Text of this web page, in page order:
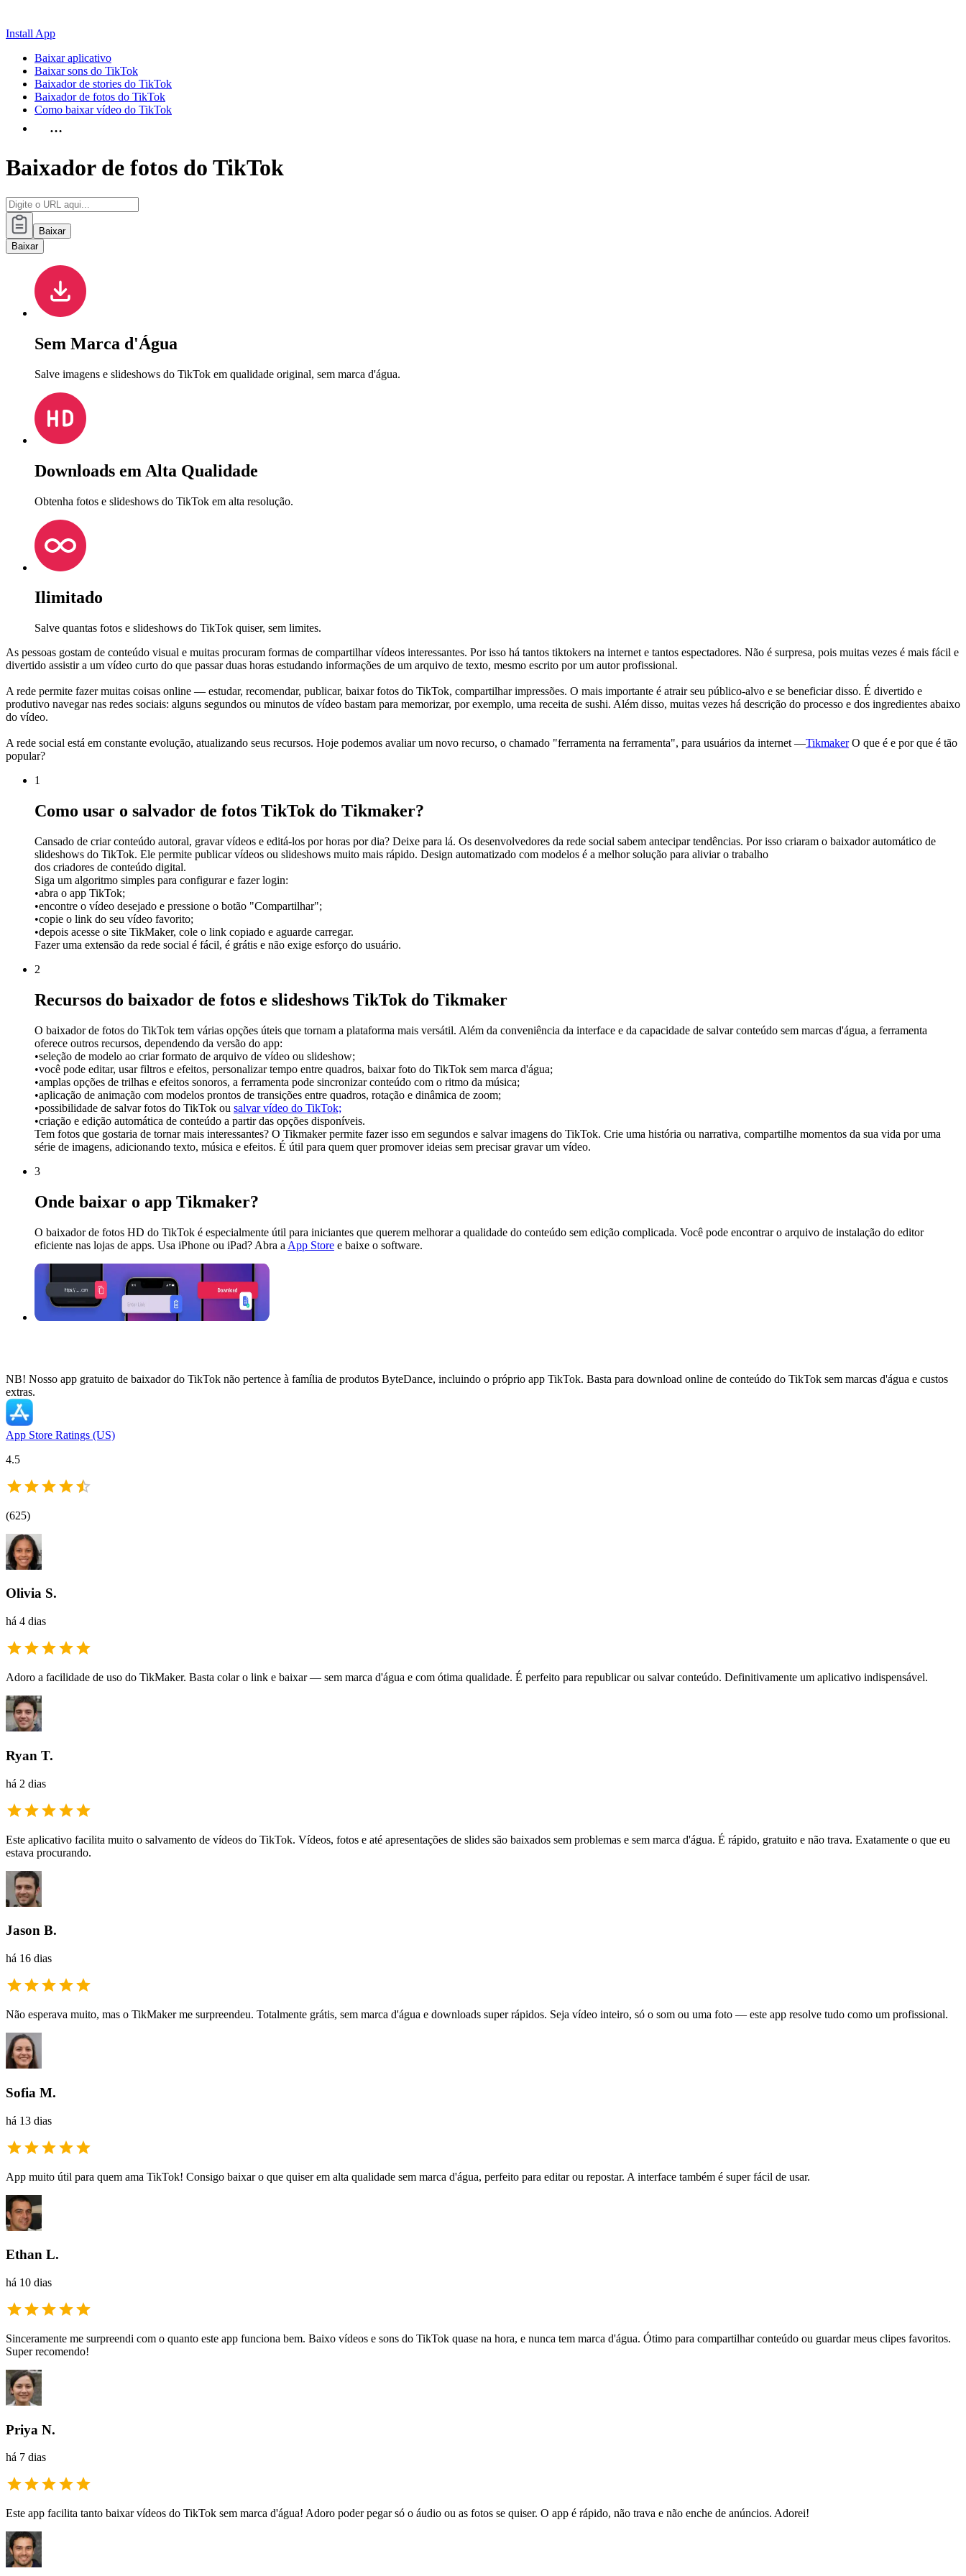
Install App
Baixar aplicativo
Baixar sons do TikTok
Baixador de stories do TikTok
Baixador de fotos do TikTok
Como baixar vídeo do TikTok
…
Baixador de fotos do TikTok
Baixar
Baixar
Sem Marca d'Água
Salve imagens e slideshows do TikTok em qualidade original, sem marca d'água.
Downloads em Alta Qualidade
Obtenha fotos e slideshows do TikTok em alta resolução.
Ilimitado
Salve quantas fotos e slideshows do TikTok quiser, sem limites.
As pessoas gostam de conteúdo visual e muitas procuram formas de compartilhar vídeos interessantes. Por isso há tantos tiktokers na internet e tantos espectadores. Não é surpresa, pois muitas vezes é mais fácil e
divertido assistir a um vídeo curto do que passar duas horas estudando informações de um arquivo de texto, mesmo escrito por um autor profissional.
A rede permite fazer muitas coisas online — estudar, recomendar, publicar, baixar fotos do TikTok, compartilhar impressões. O mais importante é atrair seu público-alvo e se beneficiar disso. É divertido e
produtivo navegar nas redes sociais: alguns segundos ou minutos de vídeo bastam para memorizar, por exemplo, uma receita de sushi. Além disso, muitas vezes há descrição do processo e dos ingredientes abaixo
do vídeo.
A rede social está em constante evolução, atualizando seus recursos. Hoje podemos avaliar um novo recurso, o chamado "ferramenta na ferramenta", para usuários da internet —TikmakerO que é e por que é tão
popular?
1
Como usar o salvador de fotos TikTok do Tikmaker?
Cansado de criar conteúdo autoral, gravar vídeos e editá-los por horas por dia? Deixe para lá. Os desenvolvedores da rede social sabem antecipar tendências. Por isso criaram o baixador automático de
slideshows do TikTok. Ele permite publicar vídeos ou slideshows muito mais rápido. Design automatizado com modelos é a melhor solução para aliviar o trabalho
dos criadores de conteúdo digital.
Siga um algoritmo simples para configurar e fazer login:
•abra o app TikTok;
•encontre o vídeo desejado e pressione o botão "Compartilhar";
•copie o link do seu vídeo favorito;
•depois acesse o site TikMaker, cole o link copiado e aguarde carregar.
Fazer uma extensão da rede social é fácil, é grátis e não exige esforço do usuário.
2
Recursos do baixador de fotos e slideshows TikTok do Tikmaker
O baixador de fotos do TikTok tem várias opções úteis que tornam a plataforma mais versátil. Além da conveniência da interface e da capacidade de salvar conteúdo sem marcas d'água, a ferramenta
oferece outros recursos, dependendo da versão do app:
•seleção de modelo ao criar formato de arquivo de vídeo ou slideshow;
•você pode editar, usar filtros e efeitos, personalizar tempo entre quadros, baixar foto do TikTok sem marca d'água;
•amplas opções de trilhas e efeitos sonoros, a ferramenta pode sincronizar conteúdo com o ritmo da música;
•aplicação de animação com modelos prontos de transições entre quadros, rotação e dinâmica de zoom;
•possibilidade de salvar fotos do TikTok ou salvar vídeo do TikTok;
•criação e edição automática de conteúdo a partir das opções disponíveis.
Tem fotos que gostaria de tornar mais interessantes? O Tikmaker permite fazer isso em segundos e salvar imagens do TikTok. Crie uma história ou narrativa, compartilhe momentos da sua vida por uma
série de imagens, adicionando texto, música e efeitos. É útil para quem quer promover ideias sem precisar gravar um vídeo.
3
Onde baixar o app Tikmaker?
O baixador de fotos HD do TikTok é especialmente útil para iniciantes que querem melhorar a qualidade do conteúdo sem edição complicada. Você pode encontrar o arquivo de instalação do editor
eficiente nas lojas de apps. Usa iPhone ou iPad? Abra a App Store e baixe o software.
NB! Nosso app gratuito de baixador do TikTok não pertence à família de produtos ByteDance, incluindo o próprio app TikTok. Basta para download online de conteúdo do TikTok sem marcas d'água e custos
extras.
App Store Ratings (US)
4.5
(625)
Olivia S.
há 4 dias
Adoro a facilidade de uso do TikMaker. Basta colar o link e baixar — sem marca d'água e com ótima qualidade. É perfeito para republicar ou salvar conteúdo. Definitivamente um aplicativo indispensável.
Ryan T.
há 2 dias
Este aplicativo facilita muito o salvamento de vídeos do TikTok. Vídeos, fotos e até apresentações de slides são baixados sem problemas e sem marca d'água. É rápido, gratuito e não trava. Exatamente o que eu
estava procurando.
Jason B.
há 16 dias
Não esperava muito, mas o TikMaker me surpreendeu. Totalmente grátis, sem marca d'água e downloads super rápidos. Seja vídeo inteiro, só o som ou uma foto — este app resolve tudo como um profissional.
Sofia M.
há 13 dias
App muito útil para quem ama TikTok! Consigo baixar o que quiser em alta qualidade sem marca d'água, perfeito para editar ou repostar. A interface também é super fácil de usar.
Ethan L.
há 10 dias
Sinceramente me surpreendi com o quanto este app funciona bem. Baixo vídeos e sons do TikTok quase na hora, e nunca tem marca d'água. Ótimo para compartilhar conteúdo ou guardar meus clipes favoritos.
Super recomendo!
Priya N.
há 7 dias
Este app facilita tanto baixar vídeos do TikTok sem marca d'água! Adoro poder pegar só o áudio ou as fotos se quiser. O app é rápido, não trava e não enche de anúncios. Adorei!